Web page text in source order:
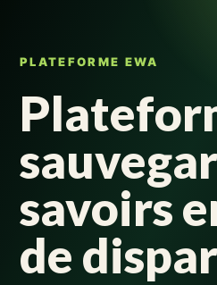
PLATEFORME EWA
savoirs
de